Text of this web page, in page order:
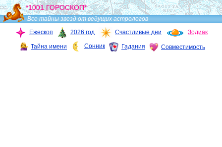
*1001 ГОРОСКОП*
Все тайны звезд от ведущих астрологов
Ежескоп
2026 год Счастливые дни Зодиак
Тайна имени Сонник Гадания Совместимость